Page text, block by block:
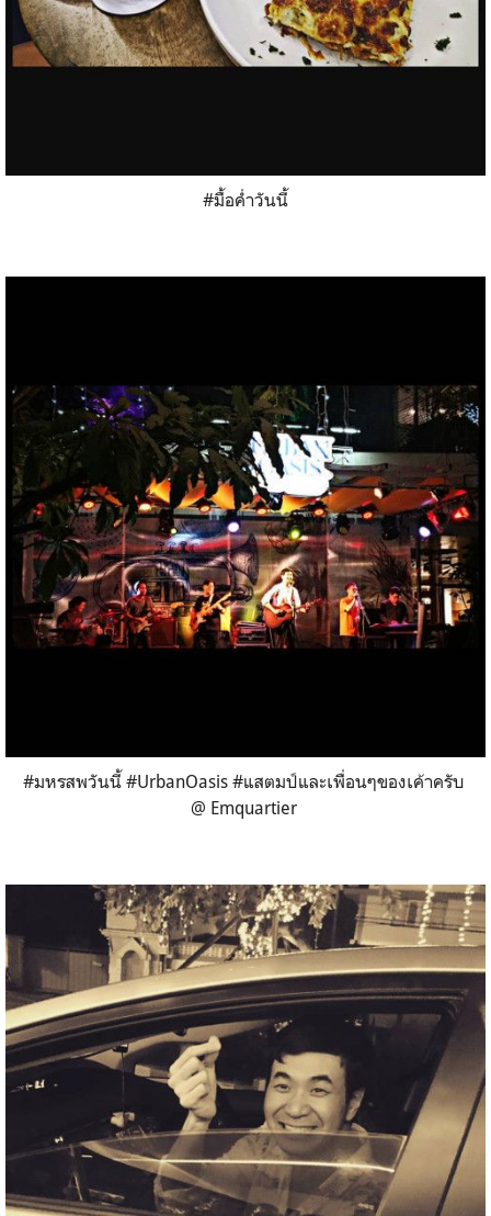
#มื้อค่ำวันนี้
#มหรสพวันนี้ #UrbanOasis #แสตมป์และเพื่อนๆของเค้าครับ
@ Emquartier